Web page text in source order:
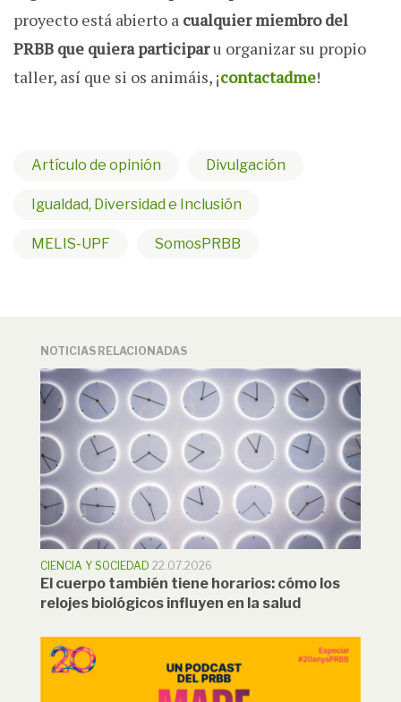
proyecto está abierto a cualquier miembro del
PRBB que quiera participaru organizar su propio
taller, así que si os animáis, ¡contactadme!
Artículo de opinión Divulgación
Igualdad, Diversidad e Inclusión
MELIS-UPF SomosPRBB
NOTICIAS RELACIONADAS
CIENCIA Y SOCIEDAD 22.07.2026
El cuerpo también tiene horarios: cómo los
relojes biológicos influyen en la salud